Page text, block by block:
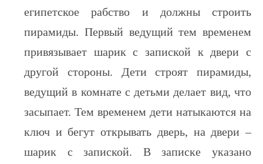
египетское рабство и должны строить
пирамиды. Первый ведущий тем временем
привязывает шарик с запиской к двери с
другой стороны. Дети строят пирамиды,
ведущий в комнате с детьми делает вид, что
засыпает. Тем временем дети натыкаются на
ключ и бегут открывать дверь, на двери –
шарик с запиской. В записке указано